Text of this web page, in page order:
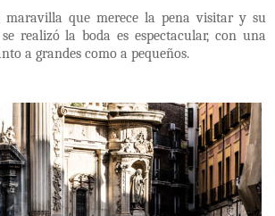
maravilla que merece la pena visitar y su
realizó la boda es espectacular, con una
a grandes como a pequeños.